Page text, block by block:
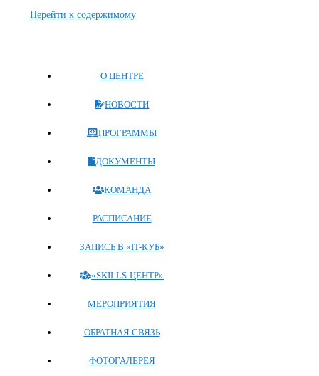
Перейти к содержимому
О ЦЕНТРЕ
НОВОСТИ
ПРОГРАММЫ
ДОКУМЕНТЫ
КОМАНДА
РАСПИСАНИЕ
ЗАПИСЬ В «IT-КУБ»
«SKILLS-ЦЕНТР»
МЕРОПРИЯТИЯ
ОБРАТНАЯ СВЯЗЬ
ФОТОГАЛЕРЕЯ